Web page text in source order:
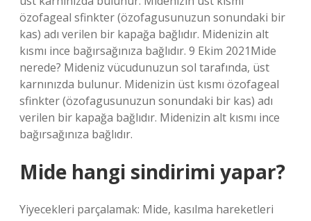
özofageal sfinkter (özofagusunuzun sonundaki bir
kas) adı verilen bir kapağa bağlıdır. Midenizin alt
kısmı ince bağırsağınıza bağlıdır. 9 Ekim 2021Mide
nerede? Mideniz vücudunuzun sol tarafında, üst
karnınızda bulunur. Midenizin üst kısmı özofageal
sfinkter (özofagusunuzun sonundaki bir kas) adı
verilen bir kapağa bağlıdır. Midenizin alt kısmı ince
bağırsağınıza bağlıdır.
Mide hangi sindirimi yapar?
Yiyecekleri parçalamak: Mide, kasılma hareketleri